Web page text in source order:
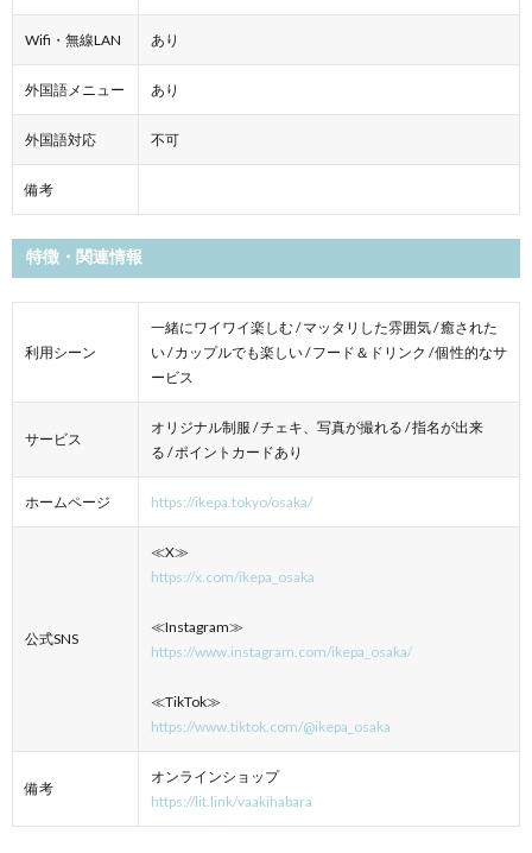
Wifi・無線LAN あり
外国語メニュー あり
外国語対応 不可
備考
特徴・関連情報
利用シーン
一緒にワイワイ楽しむ / マッタリした雰囲気 / 癒された
い / カップルでも楽しい / フード＆ドリンク / 個性的なサ
ービス
サービス
オリジナル制服 / チェキ、写真が撮れる / 指名が出来
る / ポイントカードあり
ホームページ https://ikepa.tokyo/osaka/
公式SNS
≪X≫
https://x.com/ikepa_osaka
≪Instagram≫
https://www.instagram.com/ikepa_osaka/
≪TikTok≫
https://www.tiktok.com/@ikepa_osaka
備考
オンラインショップ
https://lit.link/vaakihabara